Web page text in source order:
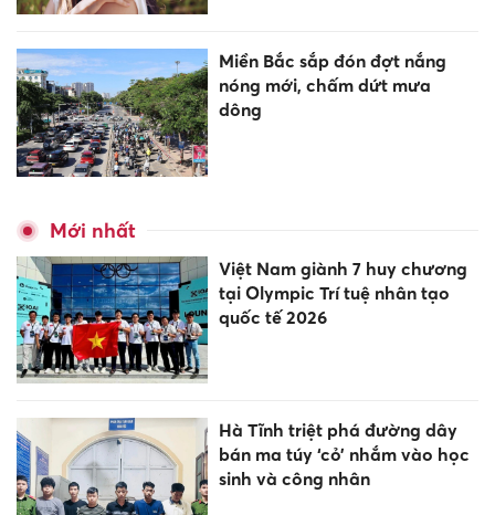
Miền Bắc sắp đón đợt nắng
nóng mới, chấm dứt mưa
dông
Mới nhất
Việt Nam giành 7 huy chương
tại Olympic Trí tuệ nhân tạo
quốc tế 2026
Hà Tĩnh triệt phá đường dây
bán ma túy ‘cỏ’ nhắm vào học
sinh và công nhân